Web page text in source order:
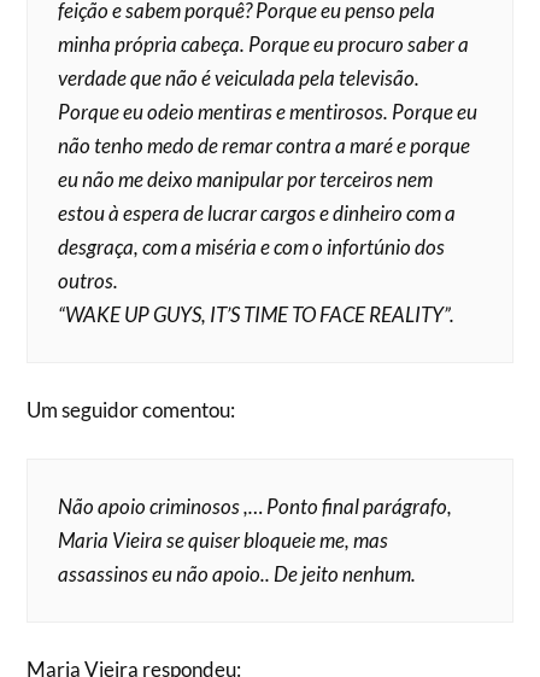
feição e sabem porquê? Porque eu penso pela
minha própria cabeça. Porque eu procuro saber a
verdade que não é veiculada pela televisão.
Porque eu odeio mentiras e mentirosos. Porque eu
não tenho medo de remar contra a maré e porque
eu não me deixo manipular por terceiros nem
estou à espera de lucrar cargos e dinheiro com a
desgraça, com a miséria e com o infortúnio dos
outros.
“WAKE UP GUYS, IT’S TIME TO FACE REALITY”.
Um seguidor comentou:
Não apoio criminosos ,… Ponto final parágrafo,
Maria Vieira se quiser bloqueie me, mas
assassinos eu não apoio.. De jeito nenhum.
Maria Vieira respondeu: